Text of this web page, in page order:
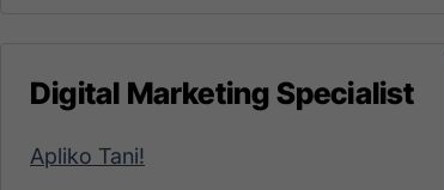
Digital Marketing Specialist
Apliko Tani!